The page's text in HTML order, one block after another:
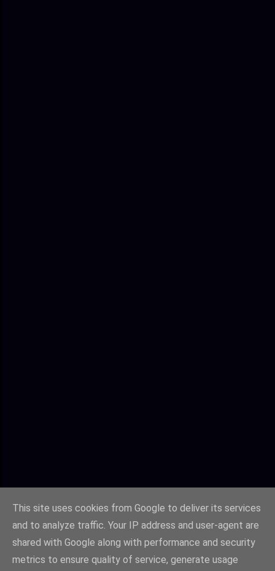
This site uses cookies from Google to deliver its services
and to analyze traffic. Your IP address and user-agent are
shared with Google along with performance and security
metrics to ensure quality of service, generate usage